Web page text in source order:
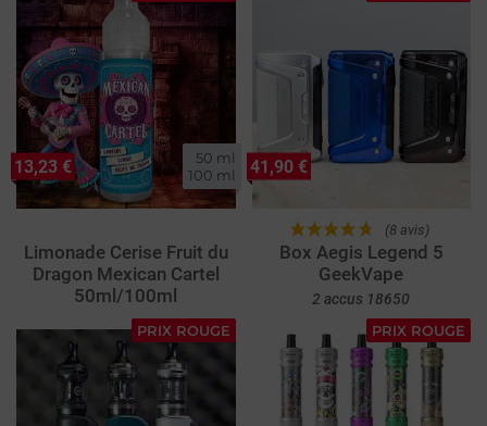
50 ml
100 ml
Limonade Cerise Fruit du
Dragon Mexican Cartel
50ml/100ml
13,23 €
(8 avis)
Box Aegis Legend 5
GeekVape
2 accus 18650
41,90 €
PRIX ROUGE PRIX ROUGE